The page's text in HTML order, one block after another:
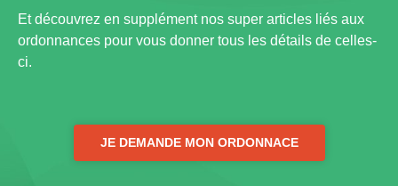
Et découvrez en supplément nos super articles liés aux
ordonnances pour vous donner tous les détails de celles-
ci.
JE DEMANDE MON ORDONNACE